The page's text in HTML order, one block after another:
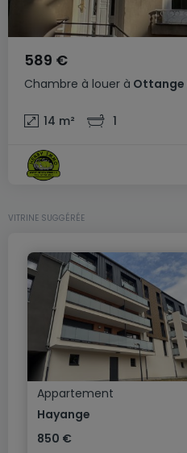
Chambre à louer à Ottange
589 €
14 m² 1
VITRINE SUGGÉRÉE
Appartement
Hayange
850 €